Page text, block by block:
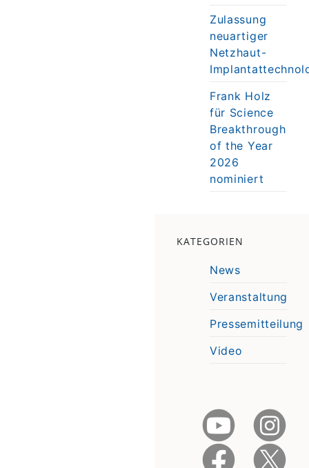
Zulassung
neuartiger
Netzhaut-
Frank Holz
für Science
Breakthrough
of the Year
2026
nominiert
KATEGORIEN
News
Veranstaltung
Pressemitteilung
Video